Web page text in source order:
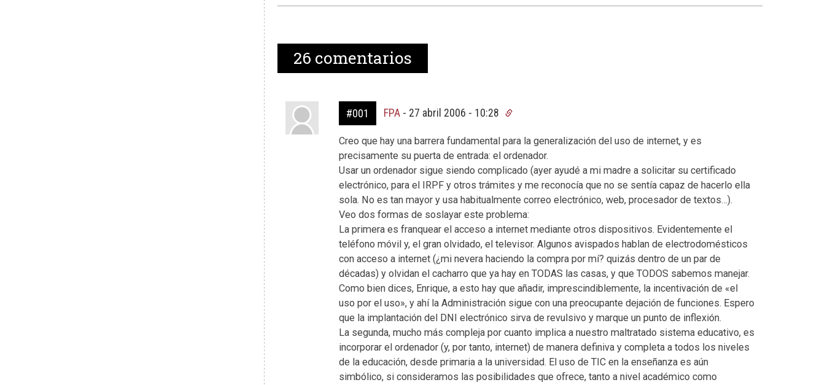
26 comentarios
#001 FPA- 27 abril 2006 - 10:28
Creo que hay una barrera fundamental para la generalización del uso de internet, y es
precisamente su puerta de entrada: el ordenador.
Usar un ordenador sigue siendo complicado (ayer ayudé a mi madre a solicitar su certificado
electrónico, para el IRPF y otros trámites y me reconocía que no se sentía capaz de hacerlo ella
sola. No es tan mayor y usa habitualmente correo electrónico, web, procesador de textos…).
Veo dos formas de soslayar este problema:
La primera es franquear el acceso a internet mediante otros dispositivos. Evidentemente el
teléfono móvil y, el gran olvidado, el televisor. Algunos avispados hablan de electrodomésticos
con acceso a internet (¿mi nevera haciendo la compra por mí? quizás dentro de un par de
décadas) y olvidan el cacharro que ya hay en TODAS las casas, y que TODOS sabemos manejar.
Como bien dices, Enrique, a esto hay que añadir, imprescindiblemente, la incentivación de «el
uso por el uso», y ahí la Administración sigue con una preocupante dejación de funciones. Espero
que la implantación del DNI electrónico sirva de revulsivo y marque un punto de inflexión.
La segunda, mucho más compleja por cuanto implica a nuestro maltratado sistema educativo, es
incorporar el ordenador (y, por tanto, internet) de manera definiva y completa a todos los niveles
de la educación, desde primaria a la universidad. El uso de TIC en la enseñanza es aún
simbólico, si consideramos las posibilidades que ofrece, tanto a nivel académico como